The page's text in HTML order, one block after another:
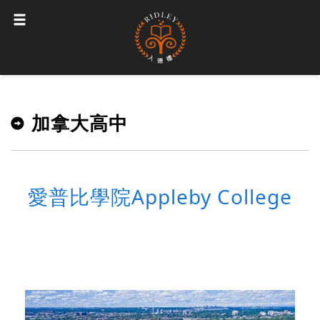
加拿大高中
愛普比學院Appleby College